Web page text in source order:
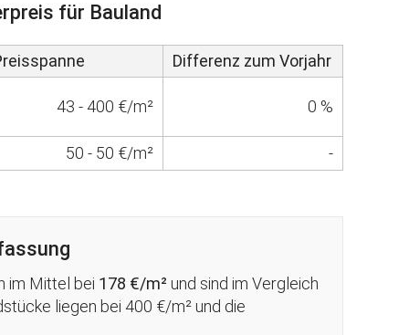
für Bauland
Differenz zum Vorjahr
43 - 400 €/m² 0 %
50 - 50 €/m² -
im Mittel bei 178 €/m² und sind im Vergleich
liegen bei 400 €/m² und die